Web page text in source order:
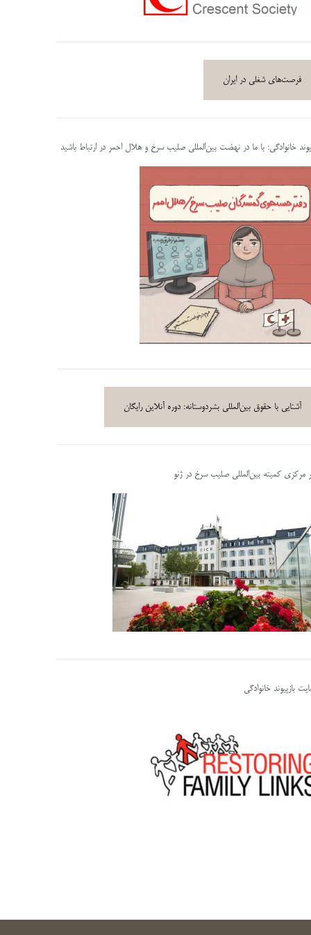
فرصت‌های شغلی در ایران
خانوادگی: با ما در نهضت بین‌المللی صلیب سرخ و هلال احمر در ارتباط باشید
آشنایی با حقوق بین‌المللی بشردوستانه: دوره آنلاین رایگان
مرکزی کمیته بین‌المللی صلیب سرخ در ژنو
بازپیوند خانوادگی